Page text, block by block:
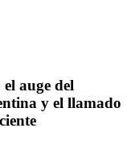
auge del
y el llamado